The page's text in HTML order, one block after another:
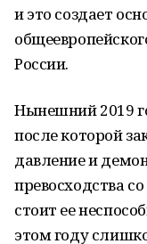
и это создает
России.
Нынешний 2019
после которой
давление и
превосходства
стоит ее
этом году